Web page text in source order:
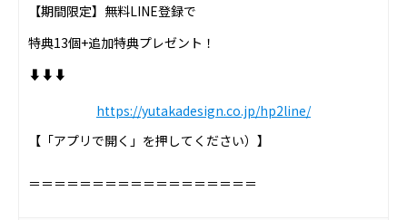
【期間限定】無料LINE登録で
特典13個+追加特典プレゼント！
⬇︎⬇︎⬇︎
https://yutakadesign.co.jp/hp2line/
【「アプリで開く」を押してください）】
＝＝＝＝＝＝＝＝＝＝＝＝＝＝＝＝＝＝